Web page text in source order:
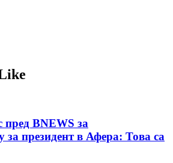
пред BNEWS за
за президент в Афера: Това са